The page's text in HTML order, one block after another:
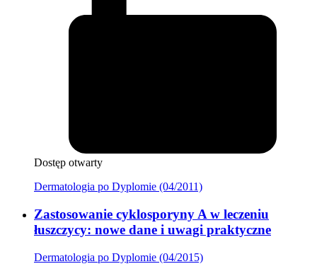
Dostęp otwarty
Dermatologia po Dyplomie (04/2011)
Zastosowanie cyklosporyny A w leczeniu
łuszczycy: nowe dane i uwagi praktyczne
Dermatologia po Dyplomie (04/2015)